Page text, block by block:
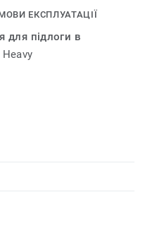
кг CO2/м2*. Крім того,
SoundMaster
ЕКСПЛУАТАЦІЇ
для підлоги в
Heavy